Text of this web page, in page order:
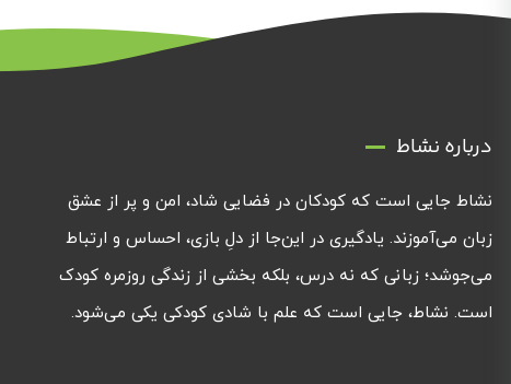
درباره نشاط
نشاط جایی است که کودکان در فضایی شاد، امن و پر از عشق
زبان می‌آموزند. یادگیری در این‌جا از دلِ بازی، احساس و ارتباط
می‌جوشد؛ زبانی که نه درس، بلکه بخشی از زندگی روزمره کودک
است. نشاط، جایی است که علم با شادی کودکی یکی می‌شود.